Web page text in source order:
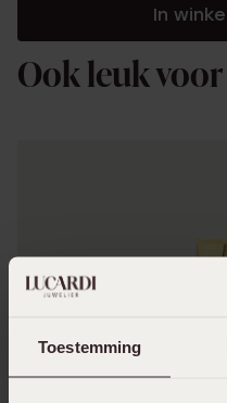
Toestemming
In
Ook leuk